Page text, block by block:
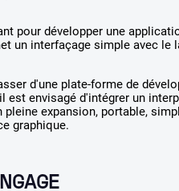
pour développer une
un interfaçage simple avec le
d'une plate-forme de
est envisagé d'intégrer un
expansion, portable,
graphique.